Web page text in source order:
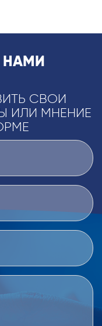
НАМИ
СВОИ
ИЛИ МНЕНИЕ